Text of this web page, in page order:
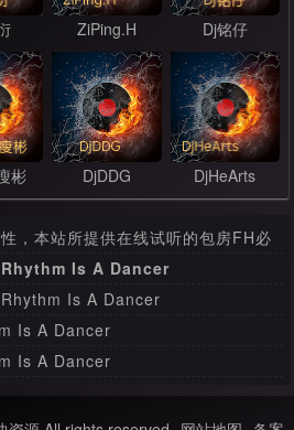
ZiPing.H Dj铭仔
彬 DjDDG DjHeArts
，本站所提供在线试听的包房FH必
本站提供下载的mp3文件有很大的
Is A Dancer
是原始音源的MP3文
特率为320 Kbps，音质方面绝对保
Is A Dancer
在线试听，如果要下载此
面 下载。
Is A Dancer
是由本站会员上传，如果这
Is A Dancer
类。